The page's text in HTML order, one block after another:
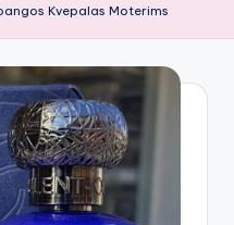
Kvepalas Moterims